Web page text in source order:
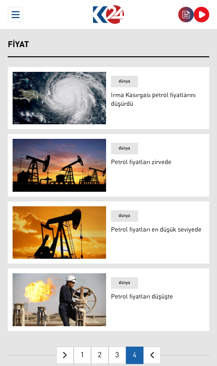
Open Menu
FIYAT
Irma Kasırgası petrol fiyatlarını düşürdü
dünya
Irma Kasırgası petrol fiyatlarını
düşürdü
Petrol fiyatları zirvede
dünya
Petrol fiyatları zirvede
Petrol fiyatları en düşük seviyede
dünya
Petrol fiyatları en düşük seviyede
Petrol fiyatları düşüşte
dünya
Petrol fiyatları düşüşte
1 2 3 4